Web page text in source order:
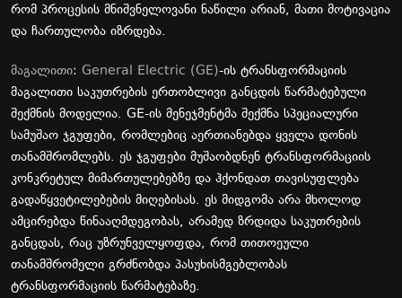
რომ პროცესის მნიშვნელოვანი ნაწილი არიან, მათი მოტივაცია
და ჩართულობა იზრდება.
მაგალითი: General Electric (GE)-ის ტრანსფორმაციის
მაგალითი საკუთრების ერთობლივი განცდის წარმატებული
შექმნის მოდელია. GE-ის მენეჯმენტმა შექმნა სპეციალური
სამუშაო ჯგუფები, რომლებიც აერთიანებდა ყველა დონის
თანამშრომლებს. ეს ჯგუფები მუშაობდნენ ტრანსფორმაციის
კონკრეტულ მიმართულებებზე და ჰქონდათ თავისუფლება
გადაწყვეტილებების მიღებისას. ეს მიდგომა არა მხოლოდ
ამცირებდა წინააღმდეგობას, არამედ ზრდიდა საკუთრების
განცდას, რაც უზრუნველყოფდა, რომ თითოეული
თანამშრომელი გრძნობდა პასუხისმგებლობას
ტრანსფორმაციის წარმატებაზე.